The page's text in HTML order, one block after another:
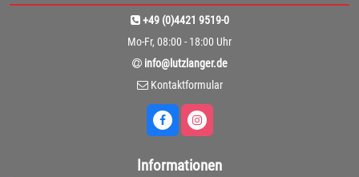
+49 (0)4421 9519-0
Mo-Fr, 08:00 - 18:00 Uhr
info@lutzlanger.de
Kontaktformular
Informationen